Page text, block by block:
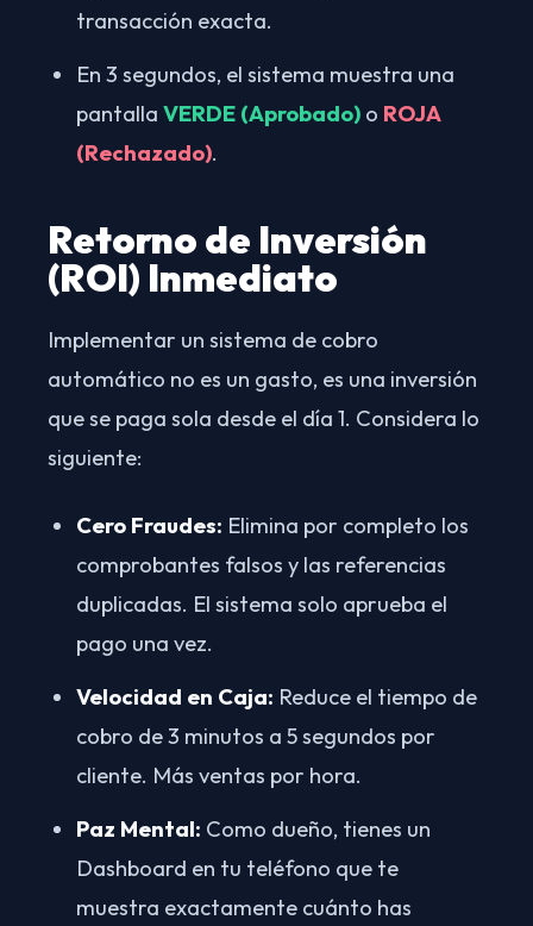
transacción exacta.
En 3 segundos, el sistema muestra una
pantalla VERDE (Aprobado) o ROJA
(Rechazado).
Retorno de Inversión
(ROI) Inmediato
Implementar un sistema de cobro
automático no es un gasto, es una inversión
que se paga sola desde el día 1. Considera lo
siguiente:
Cero Fraudes: Elimina por completo los
comprobantes falsos y las referencias
duplicadas. El sistema solo aprueba el
pago una vez.
Velocidad en Caja: Reduce el tiempo de
cobro de 3 minutos a 5 segundos por
cliente. Más ventas por hora.
Paz Mental: Como dueño, tienes un
Dashboard en tu teléfono que te
muestra exactamente cuánto has